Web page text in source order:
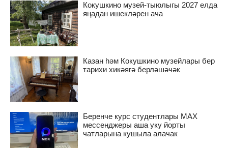
Кокушкино музей-тыюлыгы 2027 елда
яңадан ишекләрен ача
Казан һәм Кокушкино музейлары бер
тарихи хикәягә берләшәчәк
Беренче курс студентлары MAX
мессенджеры аша уку йорты
чатларына кушыла алачак